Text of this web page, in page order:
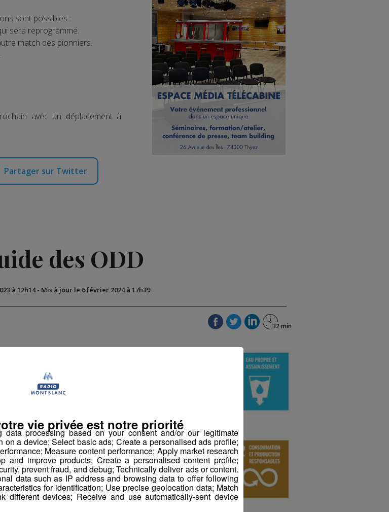
sont possibles :
sera reprogrammé.
match des pionniers.
avec un déplacement à
Partager sur Twitter
des ODD
à 12h14- Mis à jour le 6 février 2024 à 17h39
processing based on your consent and/or our legitimate
on a device; Select basic ads; Create a personalised ads profile;
Measure content performance; Apply market research
and improve products; Create a personalised content profile;
prevent fraud, and debug; Technically deliver ads or content.
data such as IP address and browsing data to offer following
for identification; Use precise geolocation data; Match
different devices; Receive and use automatically-sent device
vie privée est notre priorité